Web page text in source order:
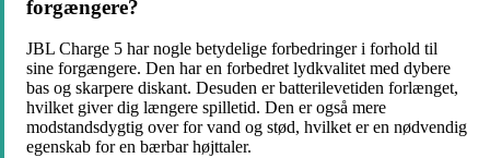
forgængere?
JBL Charge 5 har nogle betydelige forbedringer i forhold til
sine forgængere. Den har en forbedret lydkvalitet med dybere
bas og skarpere diskant. Desuden er batterilevetiden forlænget,
hvilket giver dig længere spilletid. Den er også mere
modstandsdygtig over for vand og stød, hvilket er en nødvendig
egenskab for en bærbar højttaler.